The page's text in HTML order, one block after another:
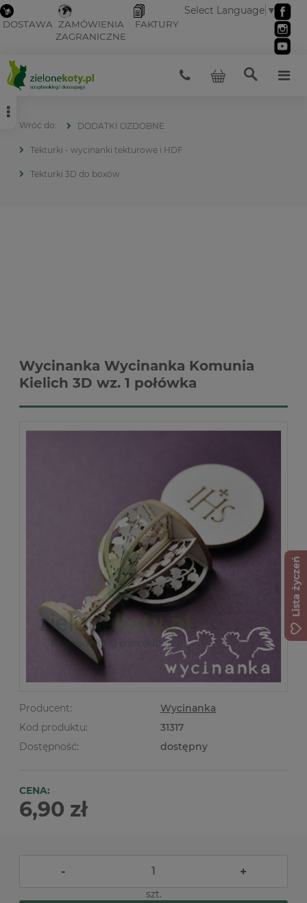
DOSTAWA ZAMÓWIENIA
ZAGRANICZNE
FAKTURY
Select Language ▼
DODATKI OZDOBNE
Tekturki - wycinanki tekturowe i HDF
Tekturki 3D do boxów
Wycinanka Wycinanka Komunia
Kielich 3D wz. 1 połówka
Producent:
Wycinanka
Kod produktu:
31317
Dostępność:
dostępny
CENA:
6,90 zł
- +
szt.
Lista życzeń